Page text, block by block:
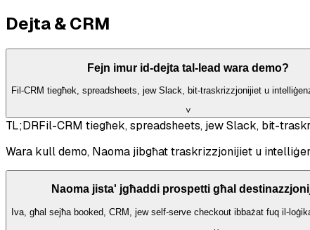
Dejta & CRM
Fejn imur id-dejta tal-lead wara demo?
Fil-CRM tiegħek, spreadsheets, jew Slack, bit-traskrizzjonijiet u
˅
TL;DRFil-CRM tiegħek, spreadsheets, jew Slack, bit-
Wara kull demo, Naoma jibgħat traskrizzjonijiet u
Naoma jista' jgħaddi prospetti għal
Iva, għal sejħa booked, CRM, jew self-serve checkout ibbażat fuq il-